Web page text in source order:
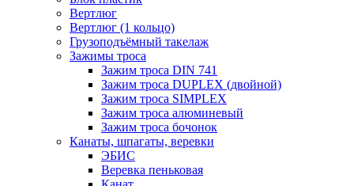
Вертлюг
Вертлюг (1 кольцо)
Грузоподъёмный такелаж
Зажимы троса
Зажим троса DIN 741
Зажим троса DUPLEX (двойной)
Зажим троса SIMPLEX
Зажим троса алюминевый
Зажим троса бочонок
Канаты, шпагаты, веревки
ЭБИС
Веревка пеньковая